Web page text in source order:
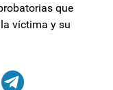
que
víctima y su